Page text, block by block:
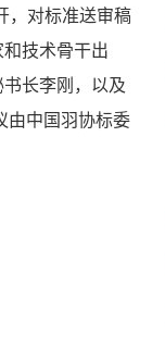
，对标准送审稿
技术骨干出
长李刚，以及
由中国羽协标委